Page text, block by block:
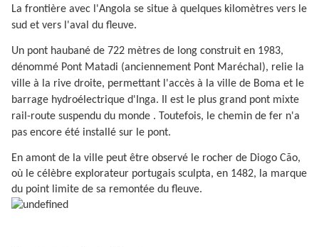
La frontière avec l'Angola se situe à quelques kilomètres vers le
sud et vers l'aval du fleuve.
Un pont haubané de 722 mètres de long construit en 1983,
dénommé Pont Matadi (anciennement Pont Maréchal), relie la
ville à la rive droite, permettant l'accès à la ville de Boma et le
barrage hydroélectrique d'Inga. Il est le plus grand pont mixte
rail-route suspendu du monde . Toutefois, le chemin de fer n'a
pas encore été installé sur le pont.
En amont de la ville peut être observé le rocher de Diogo Cão,
où le célèbre explorateur portugais sculpta, en 1482, la marque
du point limite de sa remontée du fleuve.